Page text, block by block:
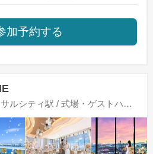
加予約する
ルシティ駅 / 式場・ゲストハウス